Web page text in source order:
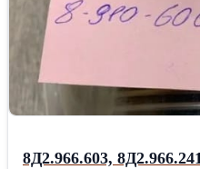
Насос 623Т1; Продам Насос 623Я; Насос 702М.500; Насос 876А;
Насос ДЦН-44С ТВ-Т; Насос ДЦН44С-ТВ-Т; Насос НД144-
22; НД-8С; Насос НП25-5; Продам Насос НП25-5Л; Насос НП25-
8Д2.966.603,